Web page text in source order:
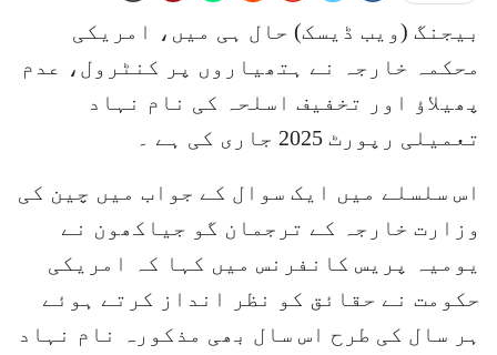
بیجنگ (ویب ڈیسک) حال ہی میں، امریکی
محکمہ خارجہ نے ہتھیاروں پر کنٹرول، عدم
پھیلاؤ اور تخفیف اسلحہ کی نام نہاد
تعمیلی رپورٹ 2025 جاری کی ہے ۔
اس سلسلے میں ایک سوال کے جواب میں چین کی
وزارت خارجہ کے ترجمان گو جیاکھون نے
یومیہ پریس کانفرنس میں کہا کہ امریکی
حکومت نے حقائق کو نظر انداز کرتے ہوئے
ہر سال کی طرح اس سال بھی مذکورہ نام نہاد